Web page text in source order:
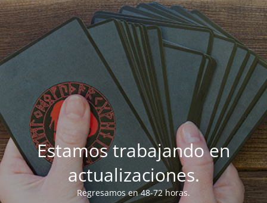
Estamos trabajando en
actualizaciones.
Regresamos en 48-72 horas.